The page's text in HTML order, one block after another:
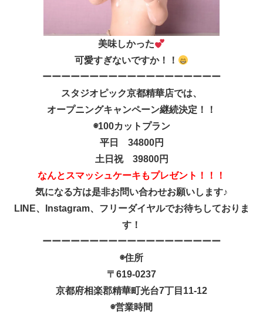
美味しかった
可愛すぎないですか！！
ーーーーーーーーーーーーーーーーーーー
スタジオピック京都精華店では、
オープニングキャンペーン継続決定！！
◉100カットプラン
平日 34800円
土日祝 39800円
なんとスマッシュケーキもプレゼント！！！
気になる方は是非お問い合わせお願いします♪
LINE、Instagram、フリーダイヤルでお待ちしておりま
す！
ーーーーーーーーーーーーーーーーーーー
◉住所
〒619-0237
京都府相楽郡精華町光台7丁目11-12
◉営業時間